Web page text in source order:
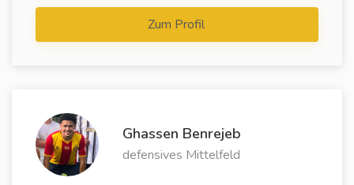
Zum Profil
Ghassen Benrejeb
defensives Mittelfeld